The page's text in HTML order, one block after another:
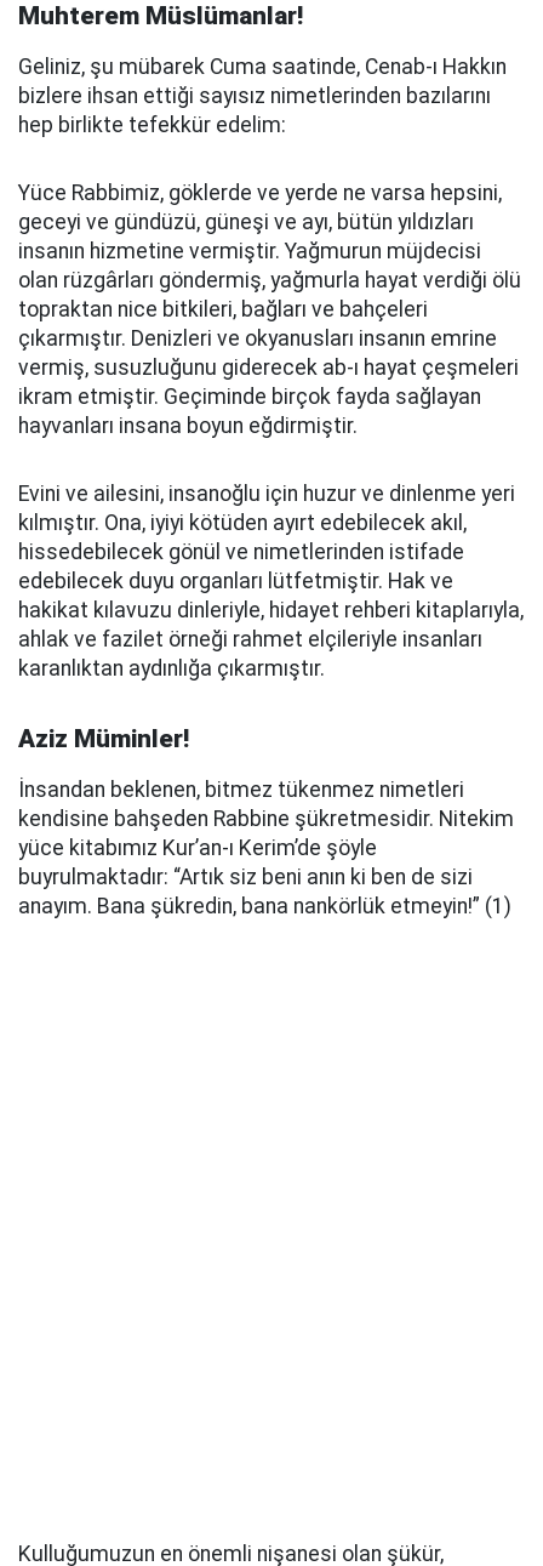
Muhterem Müslümanlar!
Geliniz, şu mübarek Cuma saatinde, Cenab-ı Hakkın
bizlere ihsan ettiği sayısız nimetlerinden bazılarını
hep birlikte tefekkür edelim:
Yüce Rabbimiz, göklerde ve yerde ne varsa hepsini,
geceyi ve gündüzü, güneşi ve ayı, bütün yıldızları
insanın hizmetine vermiştir. Yağmurun müjdecisi
olan rüzgârları göndermiş, yağmurla hayat verdiği ölü
topraktan nice bitkileri, bağları ve bahçeleri
çıkarmıştır. Denizleri ve okyanusları insanın emrine
vermiş, susuzluğunu giderecek ab-ı hayat çeşmeleri
ikram etmiştir. Geçiminde birçok fayda sağlayan
hayvanları insana boyun eğdirmiştir.
Evini ve ailesini, insanoğlu için huzur ve dinlenme yeri
kılmıştır. Ona, iyiyi kötüden ayırt edebilecek akıl,
hissedebilecek gönül ve nimetlerinden istifade
edebilecek duyu organları lütfetmiştir. Hak ve
hakikat kılavuzu dinleriyle, hidayet rehberi kitaplarıyla,
ahlak ve fazilet örneği rahmet elçileriyle insanları
karanlıktan aydınlığa çıkarmıştır.
Aziz Müminler!
İnsandan beklenen, bitmez tükenmez nimetleri
kendisine bahşeden Rabbine şükretmesidir. Nitekim
yüce kitabımız Kur’an-ı Kerim’de şöyle
buyrulmaktadır: “Artık siz beni anın ki ben de sizi
anayım. Bana şükredin, bana nankörlük etmeyin!” (1)
Kulluğumuzun en önemli nişanesi olan şükür,